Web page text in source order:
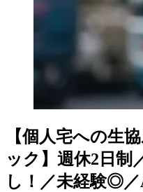
【個人宅への生
ック】週休2日制
し！／未経験◎